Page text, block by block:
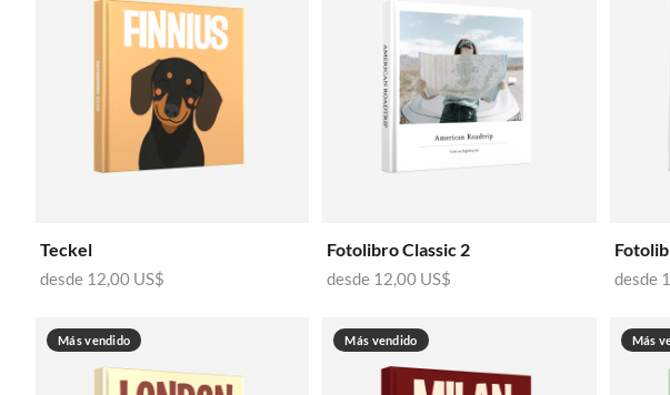
Teckel
desde 12,00 US$
Fotolibro Classic 2
desde 12,00 US$ desde
Más vendido Más vendido Más